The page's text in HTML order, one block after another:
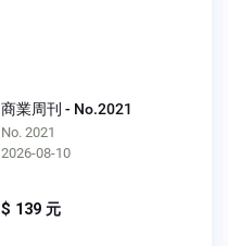
商業周刊 - No.2021
No. 2021
2026-08-10
$ 139 元